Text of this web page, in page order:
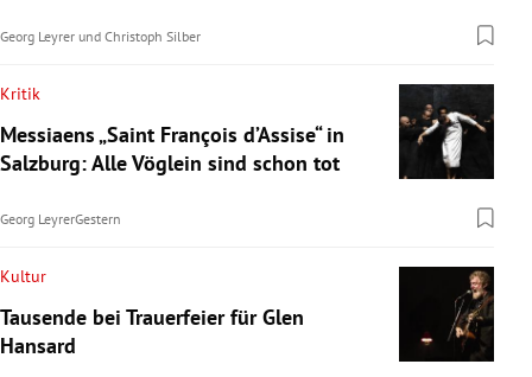
Georg Leyrer und Christoph Silber
Kritik
Messiaens „Saint François d’Assise“ in
Salzburg: Alle Vöglein sind schon tot
Georg LeyrerGestern
Kultur
Tausende bei Trauerfeier für Glen
Hansard